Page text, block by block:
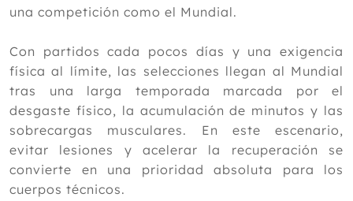
gravedad del dolor de cabeza en
Efecto del Pilates en osteoartritis de
rodilla
Remedios naturales para aliviar las
piernas hinchadas por el calor
Cofenat reclama al Gobierno la
regulación de la Osteopatía en España
tras el caso de Italia
Tratamiento manipulativo osteopático
en 564 niños con cardiopatía
congénita: Informe de un proyecto
una competición como el Mundial.
Con partidos cada pocos días y una exigencia
física al límite, las selecciones llegan al Mundial
tras una larga temporada marcada por el
desgaste físico, la acumulación de minutos y las
sobrecargas musculares. En este escenario,
evitar lesiones y acelerar la recuperación se
convierte en una prioridad absoluta para los
cuerpos técnicos.